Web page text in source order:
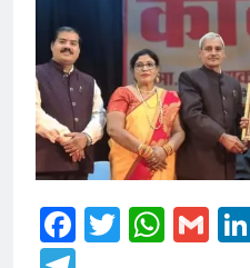
Facebook
Twitter